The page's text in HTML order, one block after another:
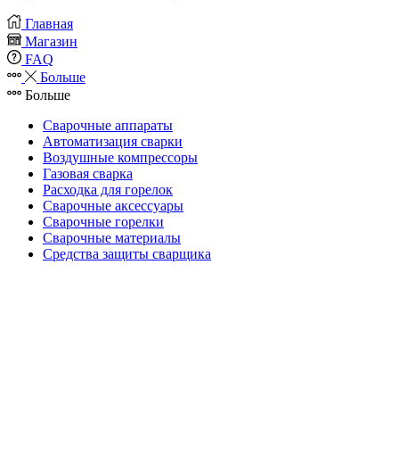
Главная
Магазин
FAQ
Больше
Больше
Сварочные аппараты
Автоматизация сварки
Воздушные компрессоры
Газовая сварка
Расходка для горелок
Сварочные аксессуары
Сварочные горелки
Сварочные материалы
Средства защиты сварщика